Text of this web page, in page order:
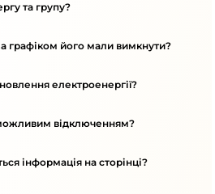
та групу?
графіком його мали вимкнути?
електроенергії?
відключенням?
інформація на сторінці?